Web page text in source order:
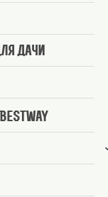
дачи